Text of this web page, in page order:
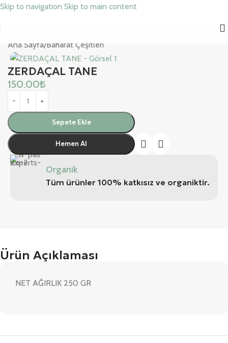
Skip to navigation Skip to main content
Ana Sayfa/Baharat Çeşitleri
ZERDAÇAL TANE
150.00₺
Sepete Ekle
Hemen Al
Organik
Tüm ürünler 100% katkısız ve organiktir.
Ürün Açıklaması
NET AĞIRLIK 250 GR